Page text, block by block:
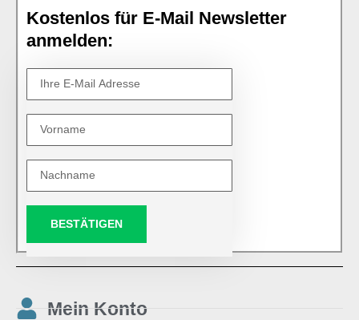
Kostenlos für E-Mail Newsletter
anmelden:
BESTÄTIGEN
Mein Konto